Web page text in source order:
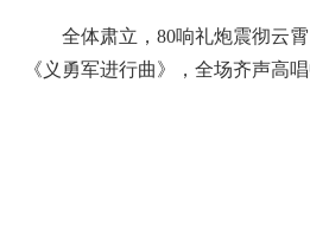
全体肃立，80响礼炮震彻云霄
《义勇军进行曲》，全场齐声高